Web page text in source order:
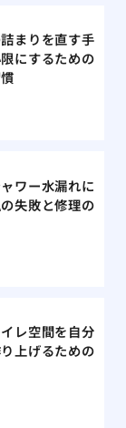
まりを直す手
にするための
ワー水漏れに
失敗と修理の
レ空間を自分
上げるための